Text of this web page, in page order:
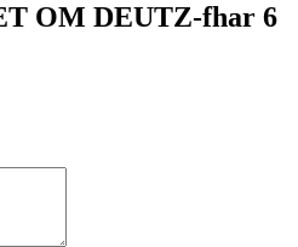
OM DEUTZ-fhar 6